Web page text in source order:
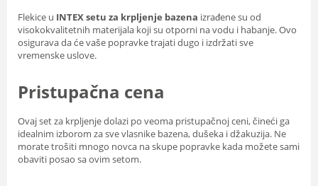
Flekice u INTEX setu za krpljenje bazena izrađene su od
visokokvalitetnih materijala koji su otporni na vodu i habanje. Ovo
osigurava da će vaše popravke trajati dugo i izdržati sve
vremenske uslove.
Pristupačna cena
Ovaj set za krpljenje dolazi po veoma pristupačnoj ceni, čineći ga
idealnim izborom za sve vlasnike bazena, dušeka i džakuzija. Ne
morate trošiti mnogo novca na skupe popravke kada možete sami
obaviti posao sa ovim setom.